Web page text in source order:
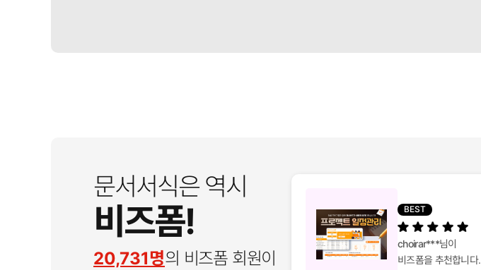
문서서식은 역시
비즈폼!
20,731명의 비즈폼 회원이
BEST
choirar***님이
비즈폼을 추천합니다.